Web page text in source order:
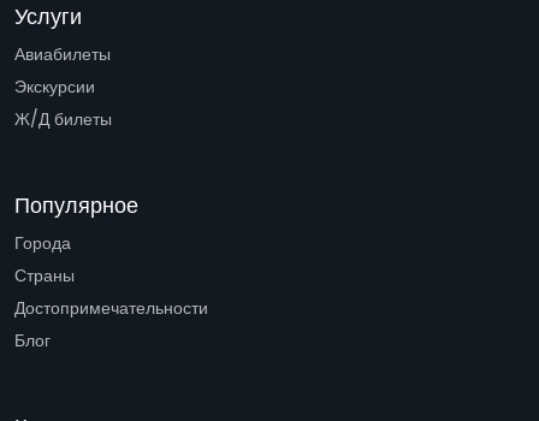
Услуги
Авиабилеты
Экскурсии
Ж/Д билеты
Популярное
Города
Страны
Достопримечательности
Блог